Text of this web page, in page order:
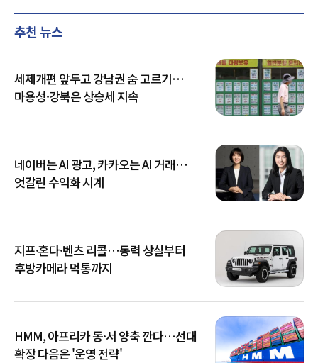
추천 뉴스
세제개편 앞두고 강남권 숨 고르기…
마용성·강북은 상승세 지속
네이버는 AI 광고, 카카오는 AI 거래…
엇갈린 수익화 시계
지프·혼다·벤츠 리콜…동력 상실부터
후방카메라 먹통까지
HMM, 아프리카 동·서 양축 깐다…선대
확장 다음은 '운영 전략'